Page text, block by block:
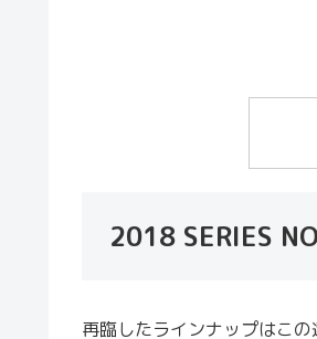
2018 SERIES
再臨したラインナップはこの